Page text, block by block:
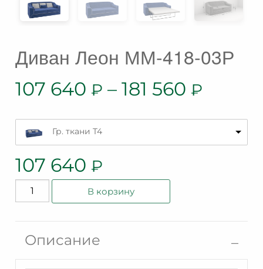
Диван Леон ММ-418-03Р
107 640 ₽ – 181 560 ₽
Гр. ткани T4
107 640 ₽
Количество
товара
ММ-418-
03Р
В корзину
Описание